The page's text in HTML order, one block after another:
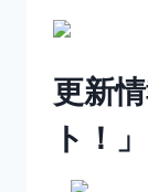
更新
ト！」